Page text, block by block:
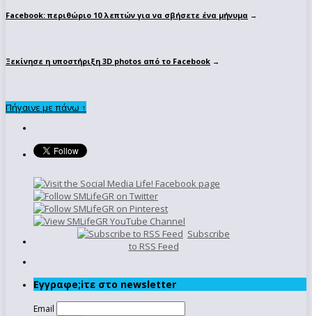
Facebook: περιθώριο 10 λεπτών για να σβήσετε ένα μήνυμα →
Ξεκίνησε η υποστήριξη 3D photos από το Facebook →
Πήγαινε με πάνω ↑
Subscribe
to RSS Feed
Εγγραφe;iτε στο newsletter
Email